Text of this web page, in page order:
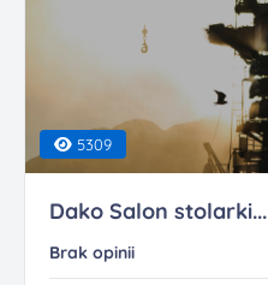
5309
Dako Salon stolarki...
Brak opinii